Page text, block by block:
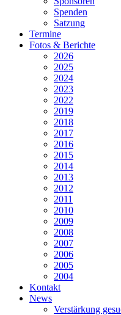
Spenden
Satzung
Termine
Fotos & Berichte
2026
2025
2024
2023
2022
2019
2018
2017
2016
2015
2014
2013
2012
2011
2010
2009
2008
2007
2006
2005
2004
Kontakt
News
Verstärkung